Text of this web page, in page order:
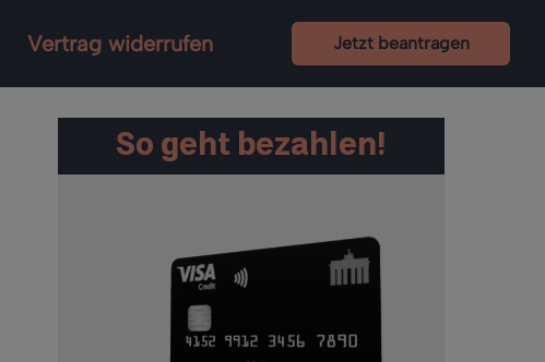
Vertrag widerrufen Jetzt beantragen
So geht bezahlen!